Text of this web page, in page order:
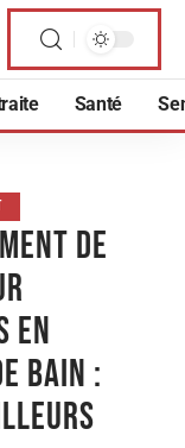
Santé
de
en
bain :